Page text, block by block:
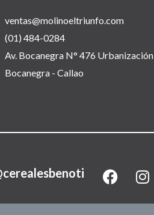
ventas@molinoeltriunfo.com
(01) 484-0284
Av. Bocanegra N° 476 Urbanización
Bocanegra - Callao
a
e
n
t